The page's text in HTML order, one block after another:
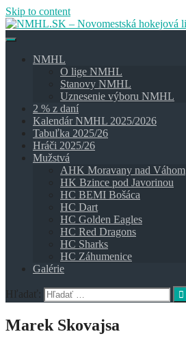
Skip to content
NMHL
O lige NMHL
Stanovy NMHL
Uznesenie výboru NMHL
2 % z daní
Kalendár NMHL 2025/2026
Tabuľka 2025/26
Hráči 2025/26
Mužstvá
AHK Moravany nad Váhom
HK Bzince pod Javorinou
HC BEMI Bošáca
HC Dart
HC Golden Eagles
HC Red Dragons
HC Sharks
HC Záhumenice
Galérie
Hľadať:
Marek Skovajsa